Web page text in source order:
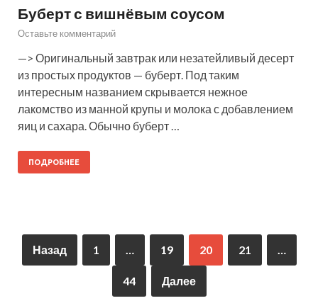
Буберт с вишнёвым соусом
Оставьте комментарий
—> Оригинальный завтрак или незатейливый десерт
из простых продуктов — буберт. Под таким
интересным названием скрывается нежное
лакомство из манной крупы и молока с добавлением
яиц и сахара. Обычно буберт …
ПОДРОБНЕЕ
Назад 1 19 20 21
44 Далее